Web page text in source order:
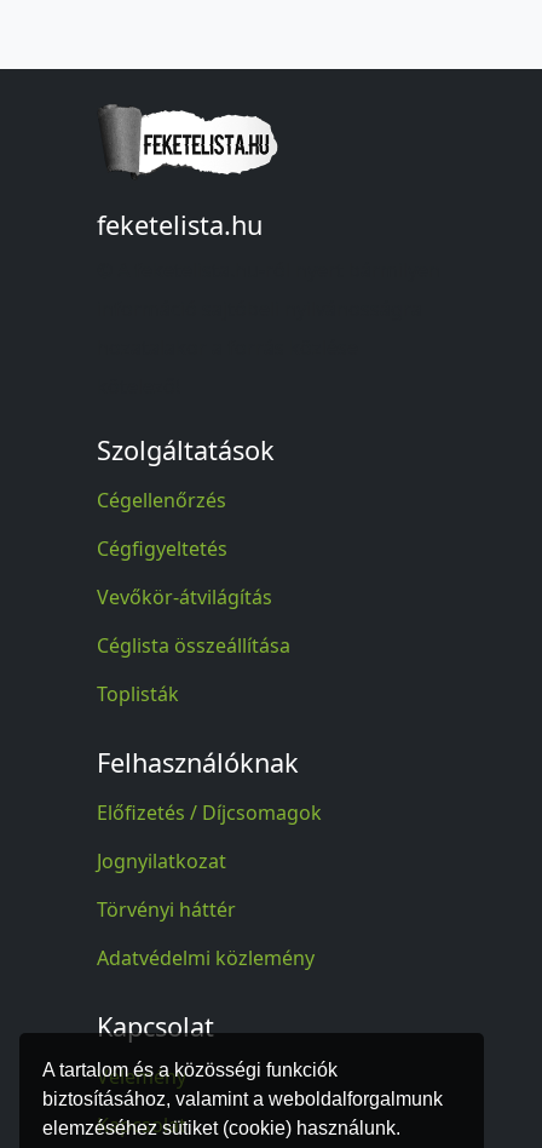
A tartalom és a közösségi funkciók
biztosításához, valamint a weboldalforgalmunk
elemzéséhez sütiket (cookie) használunk.
feketelista.hu
Szolgáltatások
Cégellenőrzés
Cégfigyeltetés
Vevőkör-átvilágítás
Céglista összeállítása
Toplisták
Felhasználóknak
Előfizetés / Díjcsomagok
Jognyilatkozat
Törvényi háttér
Adatvédelmi közlemény
Kapcsolat
Vélemény
Kapcsolat